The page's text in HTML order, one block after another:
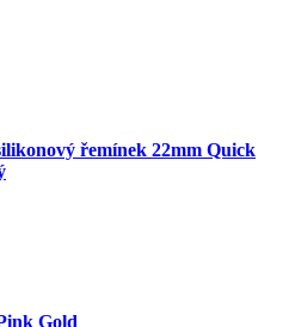
řemínek 22mm Quick
Gold